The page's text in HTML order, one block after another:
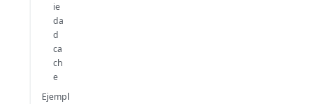
ie
da
d
ca
ch
e
Ejempl